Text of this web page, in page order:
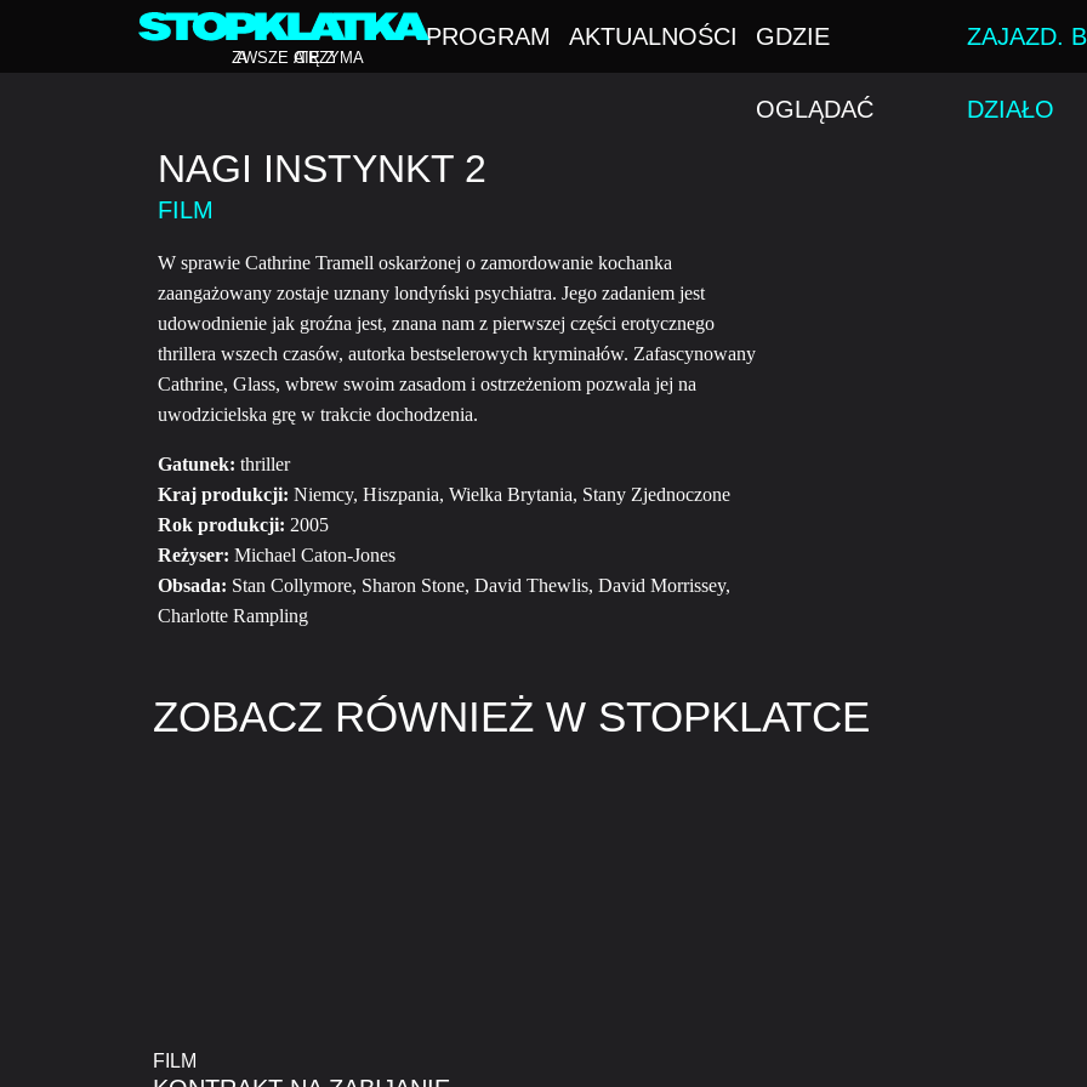
ZAWSZE CIĘ Z
ATRZYMA
PROGRAM AKTUALNOŚCI GDZIE
OGLĄDAĆ
ZAJAZD.
DZIAŁO
NAGI INSTYNKT 2
FILM
W sprawie Cathrine Tramell oskarżonej o zamordowanie kochanka
zaangażowany zostaje uznany londyński psychiatra. Jego zadaniem jest
udowodnienie jak groźna jest, znana nam z pierwszej części erotycznego
thrillera wszech czasów, autorka bestselerowych kryminałów. Zafascynowany
Cathrine, Glass, wbrew swoim zasadom i ostrzeżeniom pozwala jej na
uwodzicielska grę w trakcie dochodzenia.
Gatunek: thriller
Kraj produkcji: Niemcy, Hiszpania, Wielka Brytania, Stany Zjednoczone
Rok produkcji: 2005
Reżyser: Michael Caton-Jones
Obsada: Stan Collymore, Sharon Stone, David Thewlis, David Morrissey,
Charlotte Rampling
ZOBACZ RÓWNIEŻ W STOPKLATCE
FILM